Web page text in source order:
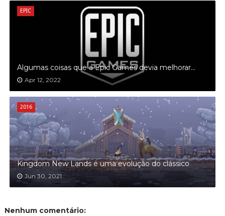
EPIC
Algumas coisas que a Epic Games devia melhorar...
Apr 12, 2022
2016
Kingdom New Lands é uma evolução do clássico
Jun 30, 2021
Nenhum comentário: